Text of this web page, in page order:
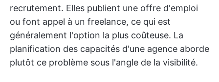
recrutement. Elles publient une offre d'emploi
ou font appel à un freelance, ce qui est
généralement l'option la plus coûteuse. La
planification des capacités d'une agence aborde
plutôt ce problème sous l'angle de la visibilité.